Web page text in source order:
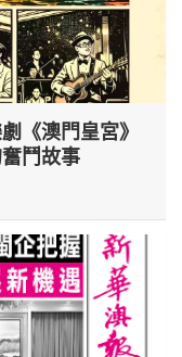
《澳門皇宮》
鬥故事